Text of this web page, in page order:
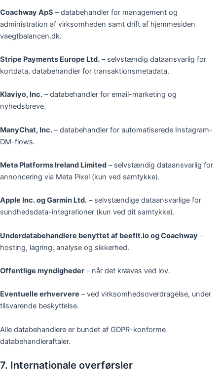
Coachway ApS – databehandler for management og
administration af virksomheden samt drift af hjemmesiden
vaegtbalancen.dk.
Stripe Payments Europe Ltd. – selvstændig dataansvarlig for
kortdata, databehandler for transaktionsmetadata.
Klaviyo, Inc. – databehandler for email-marketing og
nyhedsbreve.
ManyChat, Inc. – databehandler for automatiserede Instagram-
DM-flows.
Meta Platforms Ireland Limited – selvstændig dataansvarlig for
annoncering via Meta Pixel (kun ved samtykke).
Apple Inc. og Garmin Ltd. – selvstændige dataansvarlige for
sundhedsdata-integrationer (kun ved dit samtykke).
Underdatabehandlere benyttet af beefit.io og Coachway –
hosting, lagring, analyse og sikkerhed.
Offentlige myndigheder – når det kræves ved lov.
Eventuelle erhververe – ved virksomhedsoverdragelse, under
tilsvarende beskyttelse.
Alle databehandlere er bundet af GDPR-konforme
databehandleraftaler.
7. Internationale overførsler